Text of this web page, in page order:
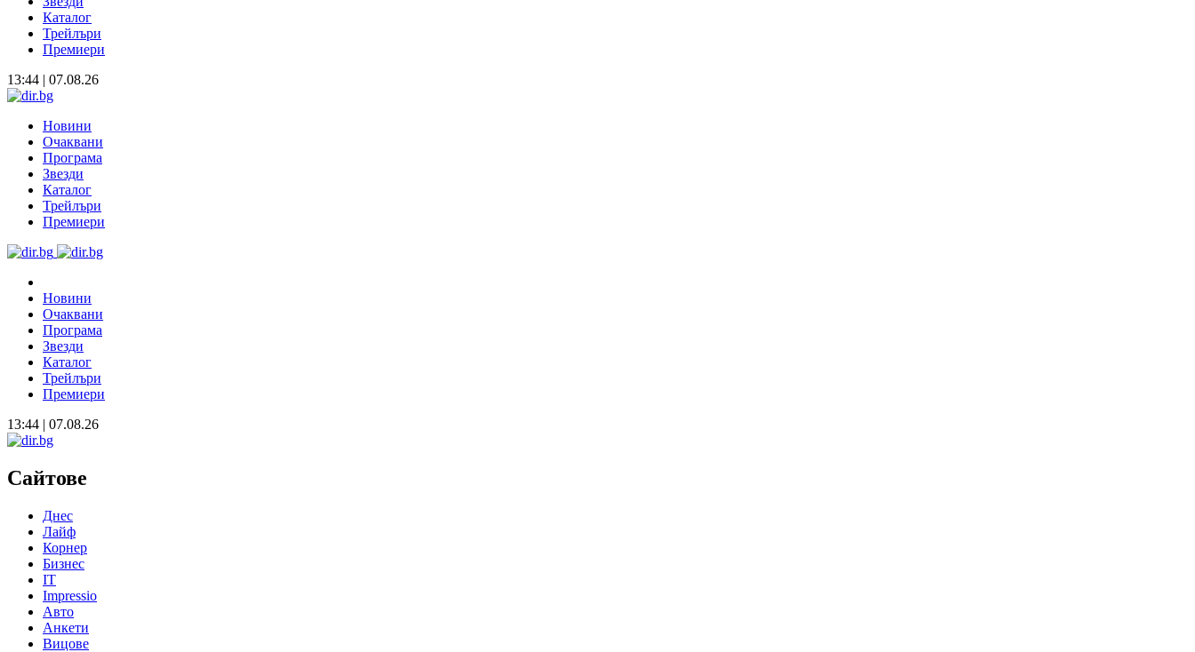
Каталог
Трейлъри
Премиери
13:44 | 07.08.26
Новини
Очаквани
Програма
Звезди
Каталог
Трейлъри
Премиери
Новини
Очаквани
Програма
Звезди
Каталог
Трейлъри
Премиери
13:44 | 07.08.26
Сайтове
Днес
Лайф
Корнер
Бизнес
IT
Impressio
Авто
Анкети
Вицове